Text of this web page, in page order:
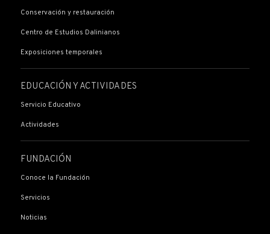
Conservación y restauración
Centro de Estudios Dalinianos
Exposiciones temporales
EDUCACIÓN Y ACTIVIDADES
Servicio Educativo
Actividades
FUNDACIÓN
Conoce la Fundación
Servicios
Noticias